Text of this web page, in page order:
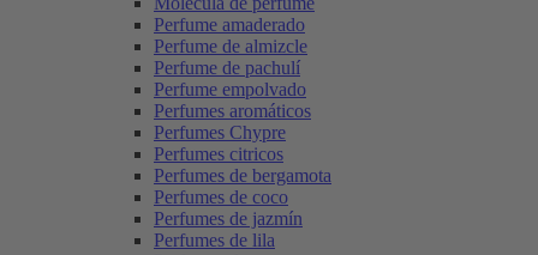
Perfume amaderado
Perfume de almizcle
Perfume de pachulí
Perfume empolvado
Perfumes aromáticos
Perfumes Chypre
Perfumes citricos
Perfumes de bergamota
Perfumes de coco
Perfumes de jazmín
Perfumes de lila